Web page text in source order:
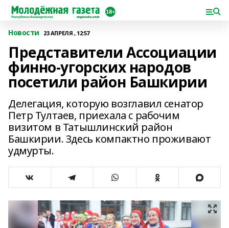
Новости 23 АПРЕЛЯ , 12:57
Представители Ассоциации
финно-угорских народов
посетили район Башкирии
Делегация, которую возглавил сенатор
Петр Тултаев, приехала с рабочим
визитом в Татышлинский район
Башкирии. Здесь компактно проживают
удмурты.